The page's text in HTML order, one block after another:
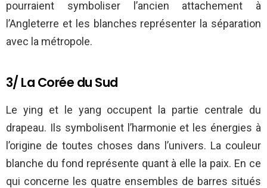
pourraient symboliser l’ancien attachement à
l’Angleterre et les blanches représenter la séparation
avec la métropole.
3/ La Corée du Sud
Le ying et le yang occupent la partie centrale du
drapeau. Ils symbolisent l’harmonie et les énergies à
l’origine de toutes choses dans l’univers. La couleur
blanche du fond représente quant à elle la paix. En ce
qui concerne les quatre ensembles de barres situés